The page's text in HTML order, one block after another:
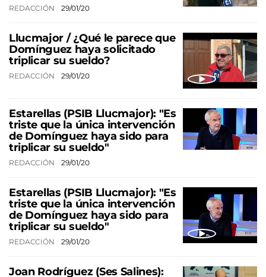
REDACCIÓN 29/01/20
Llucmajor / ¿Qué le parece que
Domínguez haya solicitado
triplicar su sueldo?
REDACCIÓN 29/01/20
Estarellas (PSIB Llucmajor): "Es
triste que la única intervención
de Domínguez haya sido para
triplicar su sueldo"
REDACCIÓN 29/01/20
Estarellas (PSIB Llucmajor): "Es
triste que la única intervención
de Domínguez haya sido para
triplicar su sueldo"
REDACCIÓN 29/01/20
Joan Rodríguez (Ses Salines):